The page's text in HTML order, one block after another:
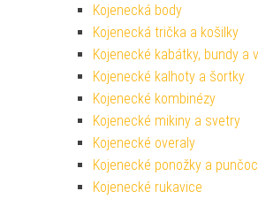
Kojenecká body
Kojenecká trička a košilky
Kojenecké kabátky, bundy a
Kojenecké kalhoty a šortky
Kojenecké kombinézy
Kojenecké mikiny a svetry
Kojenecké overaly
Kojenecké ponožky a
Kojenecké rukavice